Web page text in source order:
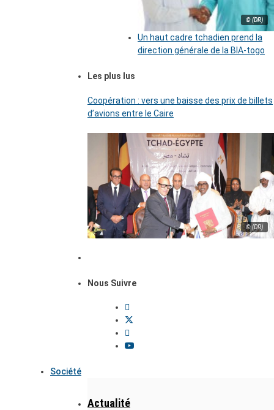
© (DR)
Un haut cadre tchadien prend la
direction générale de la BIA-togo
Les plus lus
Coopération : vers une baisse des prix de billets
d’avions entre le Caire
© (DR)
Nous Suivre
Société
Actualité